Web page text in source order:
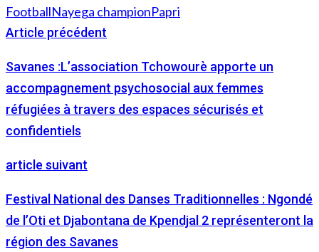
FootballNayega championPapri
Article précédent
Savanes :L’association Tchowourè apporte un
accompagnement psychosocial aux femmes
réfugiées à travers des espaces sécurisés et
confidentiels
article suivant
Festival National des Danses Traditionnelles : Ngondé
de l’Oti et Djabontana de Kpendjal 2 représenteront la
région des Savanes